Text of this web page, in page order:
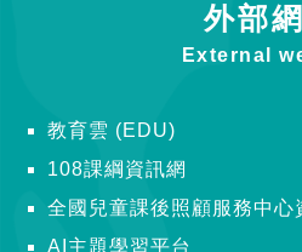
外部
External
教育雲 (EDU)
108課綱資訊網
全國兒童課後照顧服務中心
AI主題學習平台